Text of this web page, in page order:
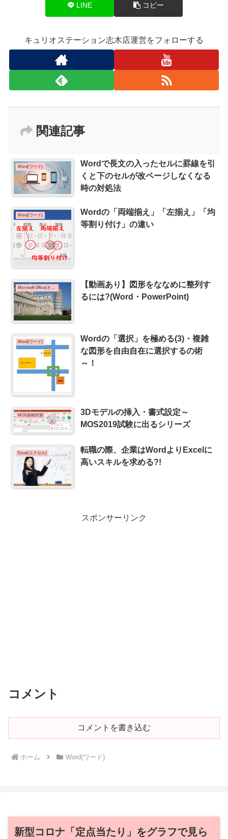
LINE コピー
キュリオステーション志木店運営をフォローする
関連記事
Word(ワード)
Wordで長文の入ったセルに罫線を引
くと下のセルが改ページしなくなる
時の対処法
Word(ワード)
Wordの「両端揃え」「左揃え」「均
等割り付け」の違い
【動画あり】図形をななめに整列す
るには?(Word・PowerPoint)
Word(ワード)
Wordの「選択」を極める(3)・複雑
な図形を自由自在に選択するの術
～！
MOS資格対策
3Dモデルの挿入・書式設定～
MOS2019試験に出るシリーズ
Excel(エクセル)
転職の際、企業はWordよりExcelに
高いスキルを求める?!
スポンサーリンク
コメント
コメントを書き込む
ホーム Word(ワード)
新型コロナ「定点当たり」をグラフで見ら